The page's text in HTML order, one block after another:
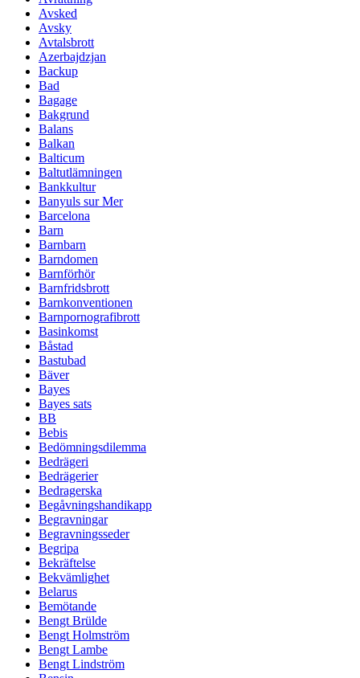
Avsked
Avsky
Avtalsbrott
Azerbajdzjan
Backup
Bad
Bagage
Bakgrund
Balans
Balkan
Balticum
Baltutlämningen
Bankkultur
Banyuls sur Mer
Barcelona
Barn
Barnbarn
Barndomen
Barnförhör
Barnfridsbrott
Barnkonventionen
Barnpornografibrott
Basinkomst
Båstad
Bastubad
Bäver
Bayes
Bayes sats
BB
Bebis
Bedömningsdilemma
Bedrägeri
Bedrägerier
Bedragerska
Begåvningshandikapp
Begravningar
Begravningsseder
Begripa
Bekräftelse
Bekvämlighet
Belarus
Bemötande
Bengt Brülde
Bengt Holmström
Bengt Lambe
Bengt Lindström